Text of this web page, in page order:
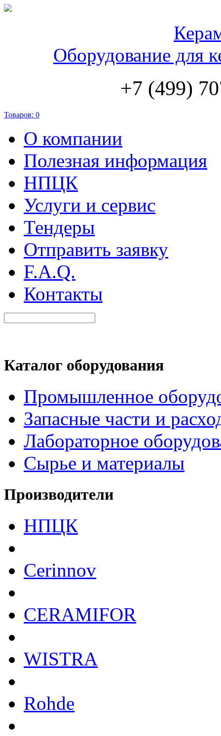
Оборудование для
+7 (499)
Товаров: 0
О компании
Полезная информация
НПЦК
Услуги и сервис
Тендеры
Отправить заявку
F.A.Q.
Контакты
Каталог оборудования
Промышленное
Запасные части и
Лабораторное
Сырье и материалы
Производители
НПЦК
Cerinnov
CERAMIFOR
WISTRA
Rohde